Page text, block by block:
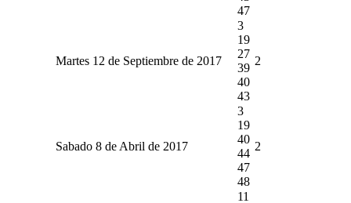
47
Martes 12 de Septiembre de 2017
3
19
27
39
40
43
2
Sabado 8 de Abril de 2017
3
19
40
44
47
48
2
11